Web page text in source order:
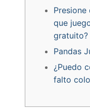
que
gratuito?
Pandas
¿Puedo
falto